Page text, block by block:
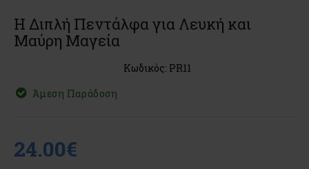
Η Διπλή Πεντάλφα για Λευκή και
Μαύρη Μαγεία
Κωδικός: PR11
Άμεση Παράδοση
24.00€